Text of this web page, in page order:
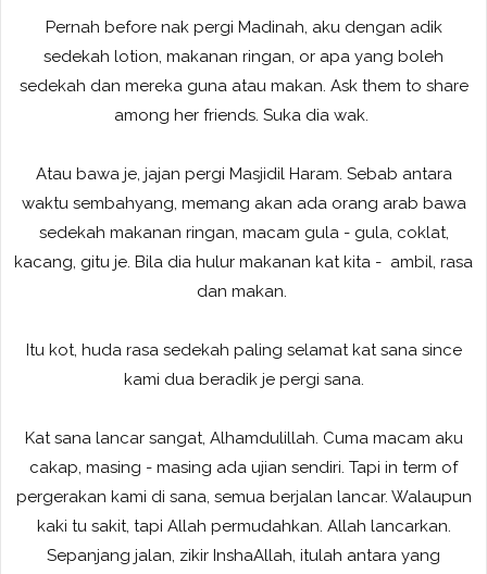
Pernah before nak pergi Madinah, aku dengan adik
sedekah lotion, makanan ringan, or apa yang boleh
sedekah dan mereka guna atau makan. Ask them to share
among her friends. Suka dia wak.
Atau bawa je, jajan pergi Masjidil Haram. Sebab antara
waktu sembahyang, memang akan ada orang arab bawa
sedekah makanan ringan, macam gula - gula, coklat,
kacang, gitu je. Bila dia hulur makanan kat kita - ambil, rasa
dan makan.
Itu kot, huda rasa sedekah paling selamat kat sana since
kami dua beradik je pergi sana.
Kat sana lancar sangat, Alhamdulillah. Cuma macam aku
cakap, masing - masing ada ujian sendiri. Tapi in term of
pergerakan kami di sana, semua berjalan lancar. Walaupun
kaki tu sakit, tapi Allah permudahkan. Allah lancarkan.
Sepanjang jalan, zikir InshaAllah, itulah antara yang